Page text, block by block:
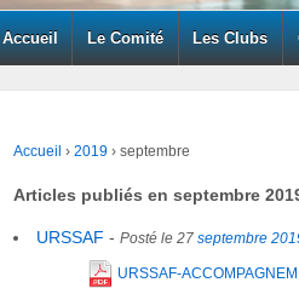
Accueil Le Comité Les Clubs
Accueil › 2019 › septembre
Articles publiés en septembre
URSSAF - Posté le 27 septembre
URSSAF-